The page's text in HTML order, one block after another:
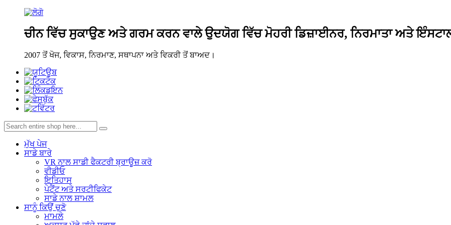
ਚੀਨ ਵਿੱਚ ਸੁਕਾਉਣ ਅਤੇ ਗਰਮ ਕਰਨ ਵਾਲੇ ਉਦਯੋਗ ਵਿੱਚ ਮੋਹਰੀ ਡਿਜ਼ਾਈਨਰ, ਨਿਰਮਾਤਾ ਅਤੇ
2007 ਤੋਂ ਖੋਜ, ਵਿਕਾਸ, ਨਿਰਮਾਣ, ਸਥਾਪਨਾ ਅਤੇ ਵਿਕਰੀ ਤੋਂ ਬਾਅਦ।
ਮੁੱਖ ਪੇਜ
ਸਾਡੇ ਬਾਰੇ
VR ਨਾਲ ਸਾਡੀ ਫੈਕਟਰੀ ਬ੍ਰਾਊਜ਼ ਕਰੋ
ਵੀਡੀਓ
ਇਤਿਹਾਸ
ਪੇਟੈਂਟ ਅਤੇ ਸਰਟੀਫਿਕੇਟ
ਸਾਡੇ ਨਾਲ ਸ਼ਾਮਲ
ਸਾਨੂੰ ਕਿਉਂ ਚੁਣੋ
ਮਾਮਲੇ